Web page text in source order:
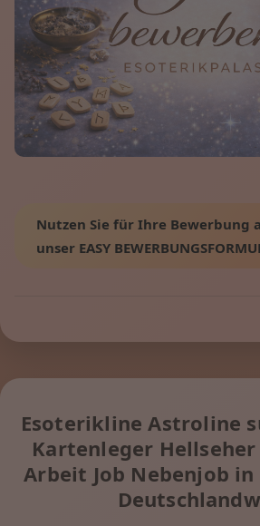
Nutzen Sie für Ihre Bewerbung
unser EASY
Esoterikline Astroline
Kartenleger
Arbeit Job Nebenjob in